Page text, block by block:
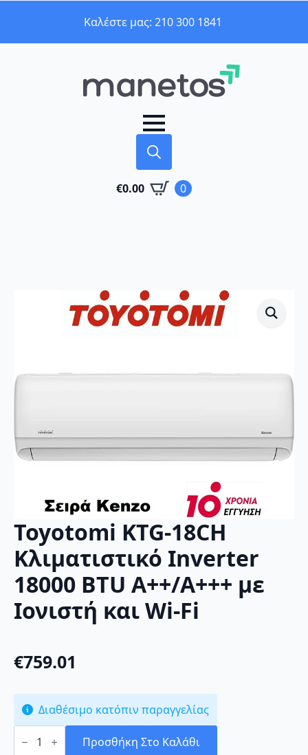
Καλέστε μας: 210 300 1841
for:
€0.00 0
Toyotomi KTG-18CH
Κλιματιστικό Inverter
18000 BTU A++/A+++ με
Ιονιστή και Wi-Fi
€759.01
Διαθέσιμο κατόπιν παραγγελίας
Toyotomi
KTG- Προσθήκη Στο Καλάθι